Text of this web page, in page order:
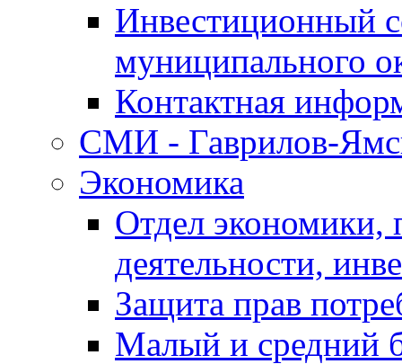
Инвестиционный
муниципального
Контактная
СМИ - Гаврилов-
Экономика
Отдел экономики,
деятельности,
Защита прав
Малый и средний